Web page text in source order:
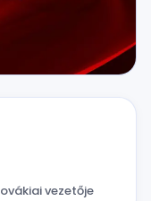
vezetője